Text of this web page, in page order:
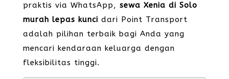
praktis via WhatsApp, sewa Xenia di Solo
murah lepas kunci dari Point Transport
adalah pilihan terbaik bagi Anda yang
mencari kendaraan keluarga dengan
fleksibilitas tinggi.